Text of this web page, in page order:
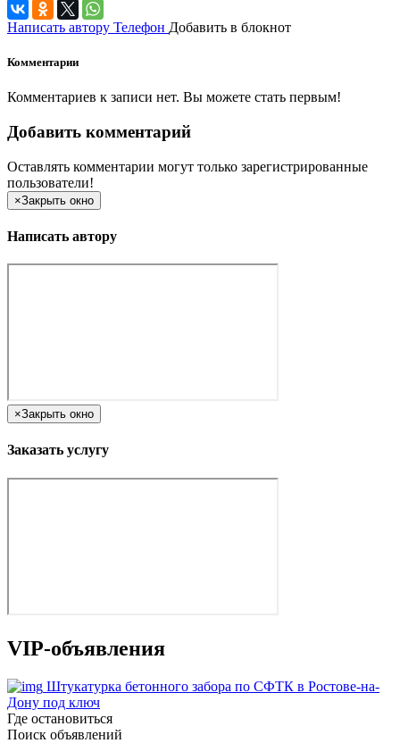
Написать автору Телефон Добавить в блокнот
Комментарии
Комментариев к записи нет. Вы можете стать первым!
Добавить комментарий
Оставлять комментарии могут только зарегистрированные
пользователи!
×Закрыть окно
Написать автору
×Закрыть окно
Заказать услугу
VIP-объявления
Штукатурка бетонного забора по СФТК в Ростове-на-
Дону под ключ
Где остановиться
Поиск объявлений